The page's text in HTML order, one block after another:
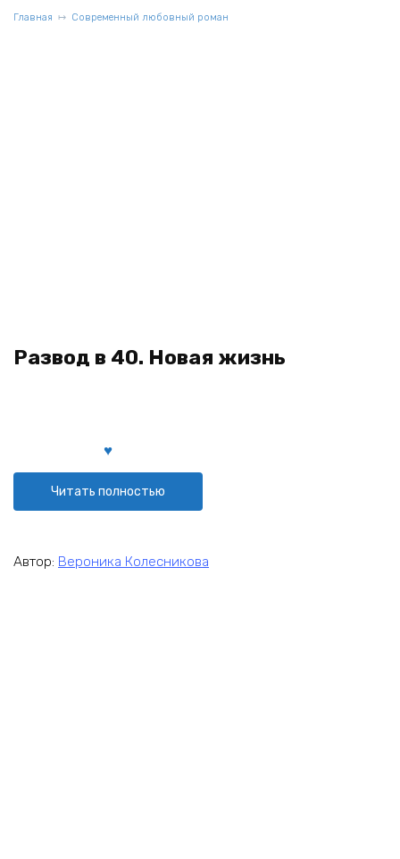
Главная Современный любовный роман
Развод в 40. Новая жизнь
Читать полностью
Автор: Вероника Колесникова